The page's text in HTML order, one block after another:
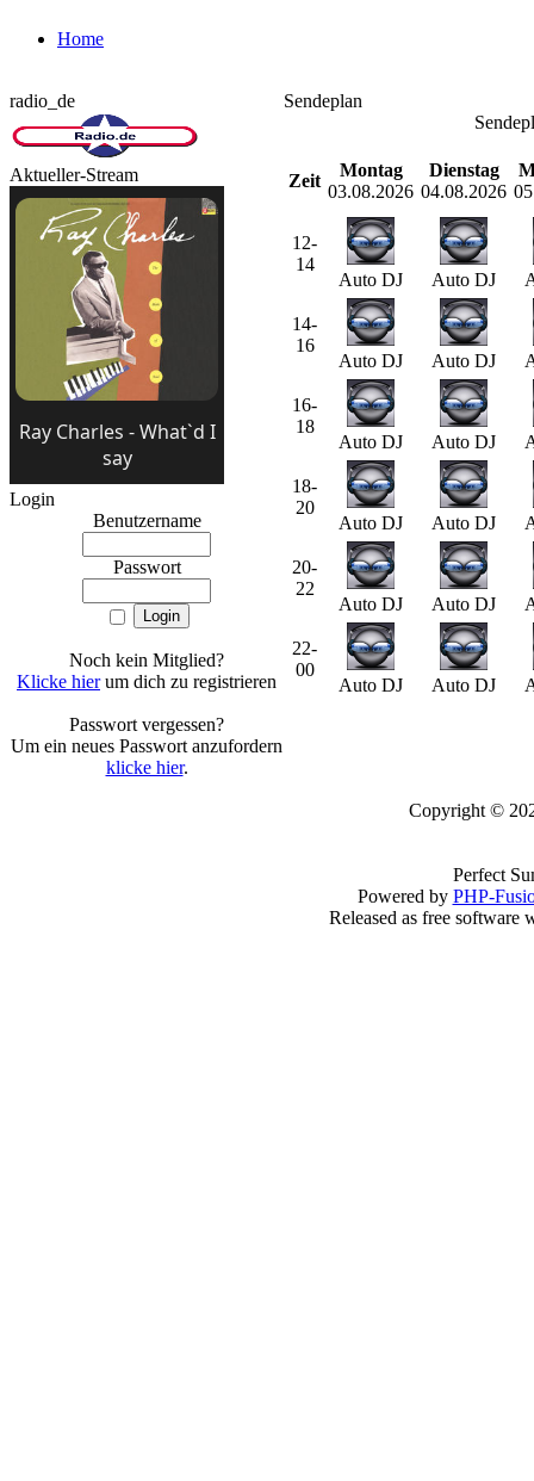
Home
radio_de
Aktueller-Stream
Login
Benutzername
Passwort
Noch kein Mitglied?
Klicke hierum dich zu registrieren
Passwort vergessen?
Um ein neues Passwort anzufordern
klicke hier.
Sendeplan
Zeit
Montag
03.08.2026
Dienstag
04.08.2026
12-
14
Auto DJ Auto DJ
14-
16
Auto DJ Auto DJ
16-
18
Auto DJ Auto DJ
18-
20
Auto DJ Auto DJ
20-
22
Auto DJ Auto DJ
22-
00
Auto DJ Auto DJ
Copyright ©
Perfect
Powered by PHP-
Released as free